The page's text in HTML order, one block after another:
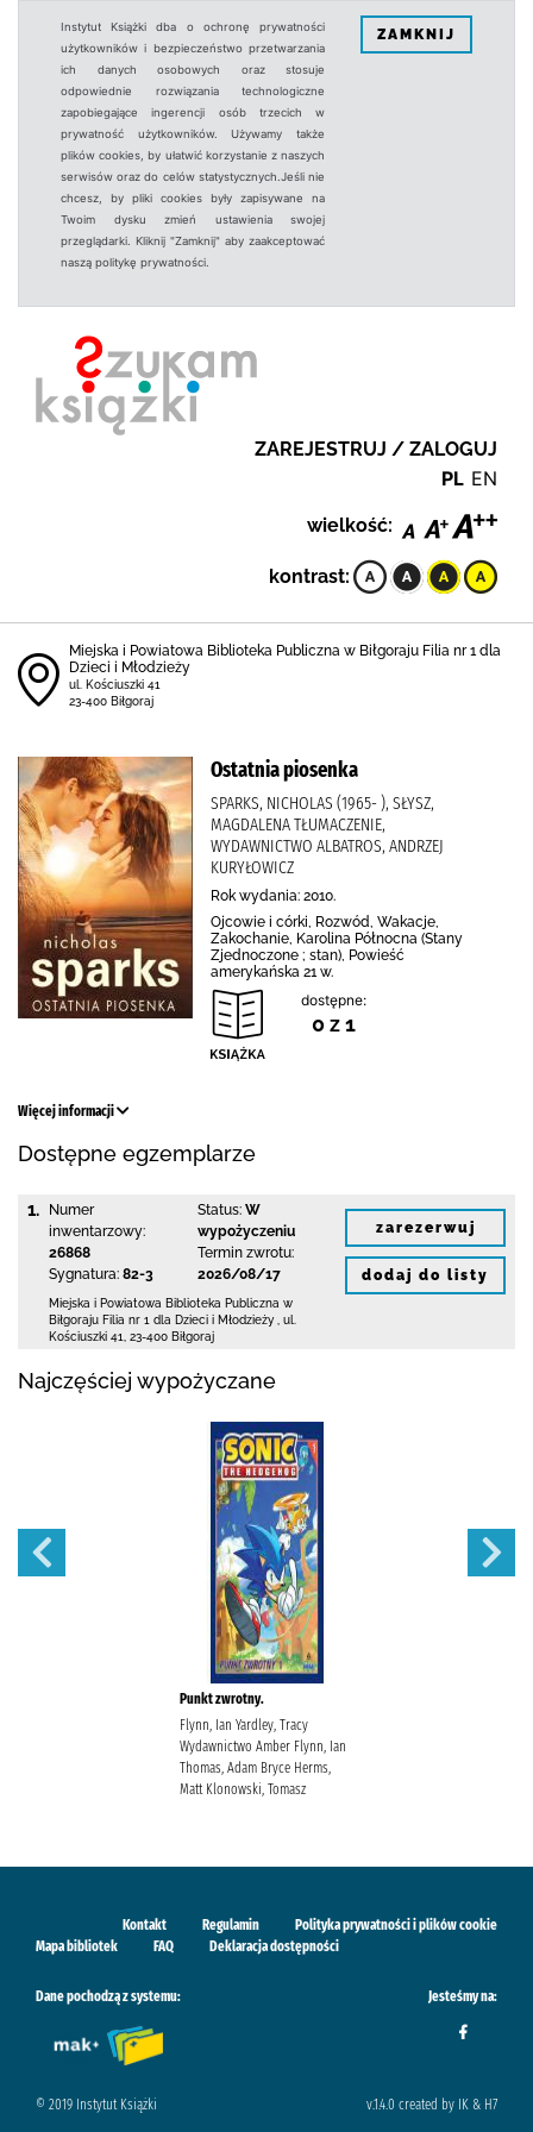
Instytut Książki dba o ochronę prywatności
użytkowników i bezpieczeństwo przetwarzania
ich danych osobowych oraz stosuje
odpowiednie rozwiązania technologiczne
zapobiegające ingerencji osób trzecich w
prywatność użytkowników. Używamy także
plików cookies, by ułatwić korzystanie z naszych
serwisów oraz do celów statystycznych.Jeśli nie
chcesz, by pliki cookies były zapisywane na
Twoim dysku zmień ustawienia swojej
przeglądarki. Kliknij "Zamknij" aby zaakceptować
naszą politykę prywatności.
ZAMKNIJ
ZAREJESTRUJ / ZALOGUJ
PL EN
wielkość:
kontrast:
Miejska i Powiatowa Biblioteka Publiczna w Biłgoraju Filia nr 1 dla
Dzieci i Młodzieży
ul. Kościuszki 41
23-400 Biłgoraj
Ostatnia piosenka
SPARKS, NICHOLAS (1965- ), SŁYSZ,
MAGDALENA TŁUMACZENIE,
WYDAWNICTWO ALBATROS, ANDRZEJ
KURYŁOWICZ
Rok wydania: 2010.
Ojcowie i córki, Rozwód, Wakacje,
Zakochanie, Karolina Północna (Stany
Zjednoczone ; stan), Powieść
amerykańska 21 w.
dostępne:
0 z 1
Więcej informacji
Dostępne egzemplarze
1.
Numer
inwentarzowy:
26868
Sygnatura: 82-3
Status: W
wypożyczeniu
Termin zwrotu:
2026/08/17
Miejska i Powiatowa Biblioteka Publiczna w
Biłgoraju Filia nr 1 dla Dzieci i Młodzieży
ul.
Kościuszki 41
23-400 Biłgoraj
zarezerwuj
dodaj do listy
Najczęściej wypożyczane
Punkt zwrotny.
Flynn, Ian Yardley, Tracy
Wydawnictwo Amber Flynn, Ian
Thomas, Adam Bryce Herms,
Matt Klonowski, Tomasz
Kontakt Regulamin
Polityka prywatności i plików cookie
Mapa bibliotek
FAQ Deklaracja dostępności
Dane pochodzą z systemu: Jesteśmy na:
© 2019 Instytut Książki v.1.4.0 created by IK & H7